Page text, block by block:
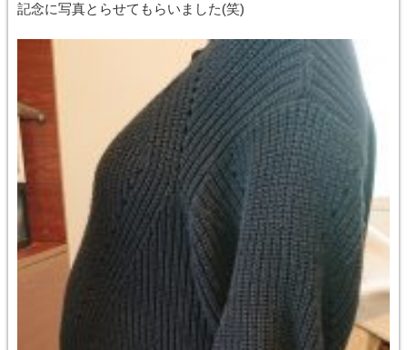
記念に写真とらせてもらいました(笑)